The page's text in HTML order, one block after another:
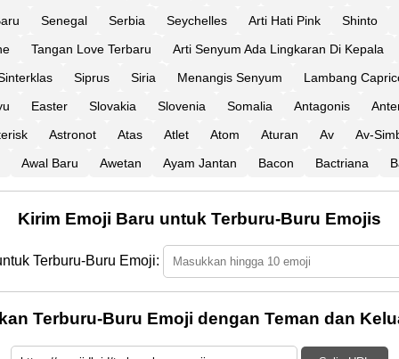
Senegal Serbia Seychelles Arti Hati Pink
Shinto
Tangan Love Terbaru
Arti Senyum Ada Lingkaran Di Kepala
Siprus Siria Menangis Senyum
Lambang
Easter Slovakia Slovenia Somalia Antagonis
Astronot Atas Atlet Atom Aturan Av
Av-
Awal Baru
Awetan Ayam Jantan Bacon Bactriana
Kirim Emoji Baru untuk Terburu-Buru Emojis
Terburu-Buru Emoji:
Terburu-Buru Emoji dengan Teman dan